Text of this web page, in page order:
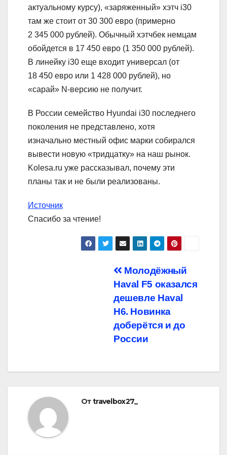
актуальному курсу), «заряженный» хэтч i30
там же стоит от 30 300 евро (примерно
2 345 000 рублей). Обычный хэтчбек немцам
обойдется в 17 450 евро (1 350 000 рублей).
В линейку i30 еще входит универсал (от
18 450 евро или 1 428 000 рублей), но
«сарай» N-версию не получит.
В России семейство Hyundai i30 последнего
поколения не представлено, хотя
изначально местный офис марки собирался
вывести новую «тридцатку» на наш рынок.
Kolesa.ru уже рассказывал, почему эти
планы так и не были реализованы.
Источник
Спасибо за чтение!
Навигация
Молодёжный
Haval F5 оказался
дешевле Haval
H6. Новинка
доберётся и до
России
Отtravelbox27_